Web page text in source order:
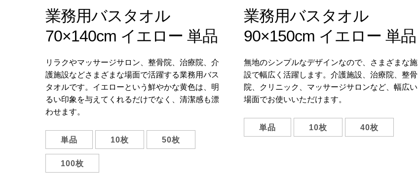
業務用バスタオル
70×140cm イエロー 単品
リラクやマッサージサロン、整骨院、治療院、介
護施設などさまざまな場面で活躍する業務用バス
タオルです。イエローという鮮やかな黄色は、明
るい印象を与えてくれるだけでなく、清潔感も漂
わせます。
単品 10枚 50枚
100枚
業務用バスタオル
90×150cm イエロー 単品
無地のシンプルなデザインなので、さまざまな施
設で幅広く活躍します。介護施設、治療院、整骨
院、クリニック、マッサージサロンなど、幅広い
場面でお使いいただけます。
単品 10枚 40枚